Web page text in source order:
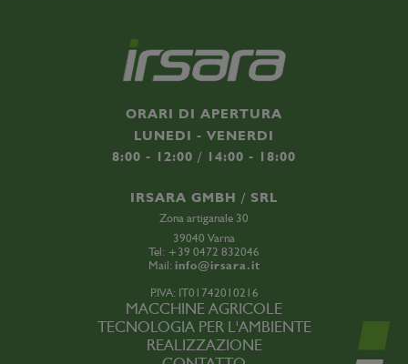
ORARI DI APERTURA
LUNEDI - VENERDI
8:00 - 12:00 / 14:00 - 18:00
IRSARA GMBH / SRL
Zona artiganale 30
39040 Varna
Tel: +39 0472 832046
Mail: info@irsara.it
P.IVA: IT01742010216
MACCHINE AGRICOLE
TECNOLOGIA PER L'AMBIENTE
REALIZZAZIONE